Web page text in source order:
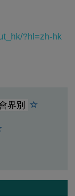
?hl=zh-hk
界別